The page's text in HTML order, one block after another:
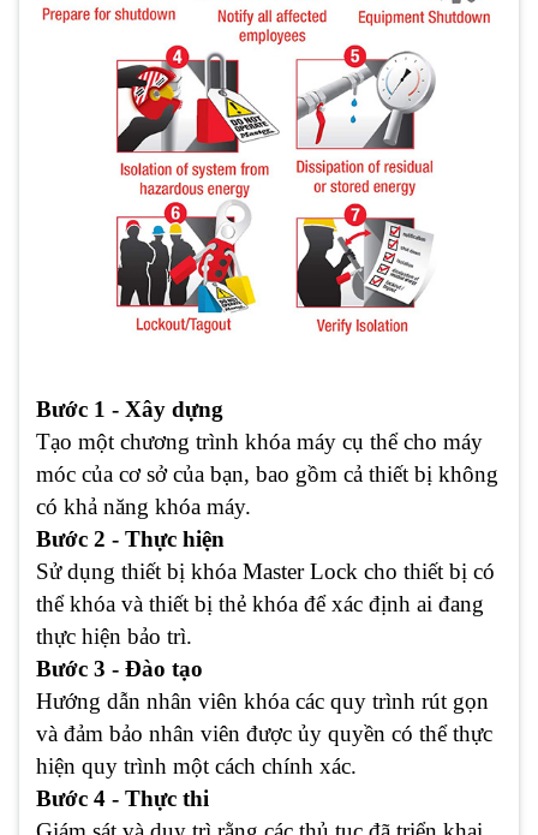
Bước 1 - Xây dựng
Tạo một chương trình khóa máy cụ thể cho máy
móc của cơ sở của bạn, bao gồm cả thiết bị không
có khả năng khóa máy.
Bước 2 - Thực hiện
Sử dụng thiết bị khóa Master Lock cho thiết bị có
thể khóa và thiết bị thẻ khóa để xác định ai đang
thực hiện bảo trì.
Bước 3 - Đào tạo
Hướng dẫn nhân viên khóa các quy trình rút gọn
và đảm bảo nhân viên được ủy quyền có thể thực
hiện quy trình một cách chính xác.
Bước 4 - Thực thi